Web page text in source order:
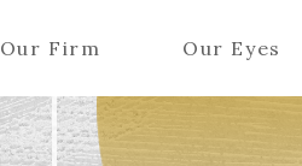
Our Firm Our Eyes